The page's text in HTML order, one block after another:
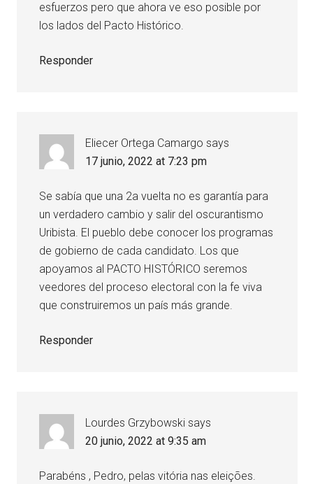
esfuerzos pero que ahora ve eso posible por
los lados del Pacto Histórico.
Responder
Eliecer Ortega Camargo says
17 junio, 2022 at 7:23 pm
Se sabía que una 2a vuelta no es garantía para
un verdadero cambio y salir del oscurantismo
Uribista. El pueblo debe conocer los programas
de gobierno de cada candidato. Los que
apoyamos al PACTO HISTÓRICO seremos
veedores del proceso electoral con la fe viva
que construiremos un país más grande.
Responder
Lourdes Grzybowski says
20 junio, 2022 at 9:35 am
Parabéns , Pedro, pelas vitória nas eleições.